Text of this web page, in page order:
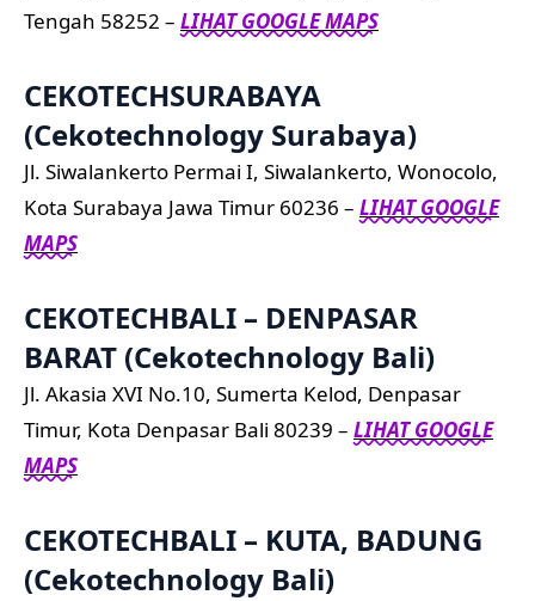
Tengah 58252 – LIHAT GOOGLE MAPS
CEKOTECHSURABAYA
(Cekotechnology Surabaya)
Jl. Siwalankerto Permai I, Siwalankerto, Wonocolo,
Kota Surabaya Jawa Timur 60236 – LIHAT GOOGLE
MAPS
CEKOTECHBALI – DENPASAR
BARAT (Cekotechnology Bali)
Jl. Akasia XVI No.10, Sumerta Kelod, Denpasar
Timur, Kota Denpasar Bali 80239 – LIHAT GOOGLE
MAPS
CEKOTECHBALI – KUTA, BADUNG
(Cekotechnology Bali)